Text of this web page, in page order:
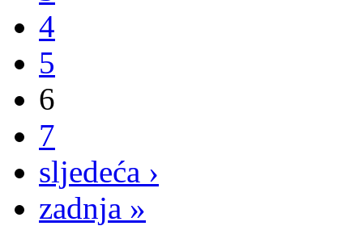
4
5
6
7
sljedeća ›
zadnja »